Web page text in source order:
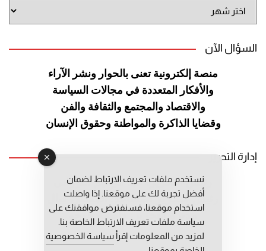
الموقع
السؤال الآن
منصة إلكترونية تعنى بالحوار ونشر الآراء
والأفكار المتعددة في مجالات السياسة
والاقتصاد والمجتمع والثقافة والفن
وقضايا الذاكرة والمواطنة وحقوق الإنسان
إدارة التحرير
رئيس التحرير: عبد الرحيم التوراني
رئيس التحرير المساعد: المعطي قبال
مديرة التحرير: فاطمة حوحو
نستخدم ملفات تعريف الارتباط لضمان
أفضل تجربة لك على موقعنا. إذا واصلت
استخدام موقعنا، فسنفترض موافقتك على
سياسة ملفات تعريف الارتباط الخاصة بنا.
لمزيد من المعلومات إقرأ سياسة الخصوصية